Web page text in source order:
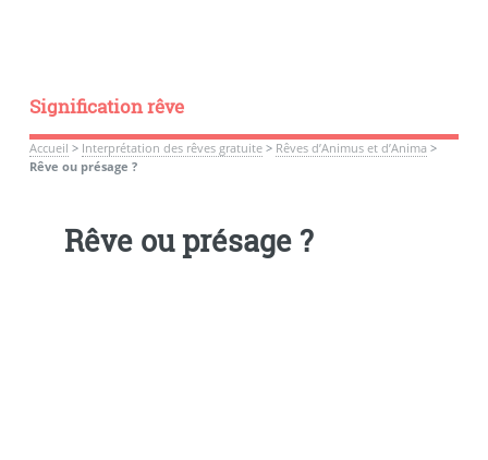
Signification rêve
Accueil > Interprétation des rêves gratuite> Rêves d’Animus et d’Anima >
Rêve ou présage ?
Rêve ou présage ?